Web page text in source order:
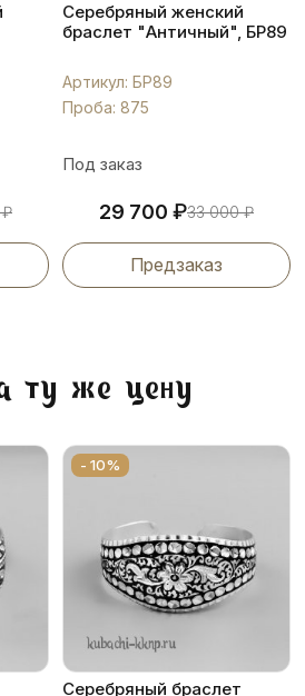
₽
Серебряный женский
браслет "Античный", БР89
Артикул: БР89
Проба: 875
Под заказ
29 700 ₽33 000₽
Предзаказ
ту же цену
- 10%
Серебряный браслет